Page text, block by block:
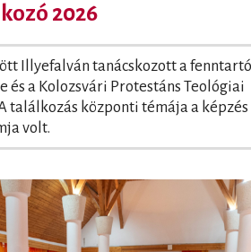
2026
Illyefalván tanácskozott a fenntartó
és a Kolozsvári Protestáns Teológiai
találkozás központi témája a képzés
volt.